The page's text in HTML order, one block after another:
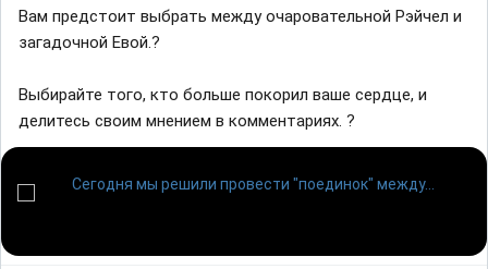
Вам предстоит выбрать между очаровательной Рэйчел и
загадочной Евой.?
Выбирайте того, кто больше покорил ваше сердце, и
делитесь своим мнением в комментариях. ?